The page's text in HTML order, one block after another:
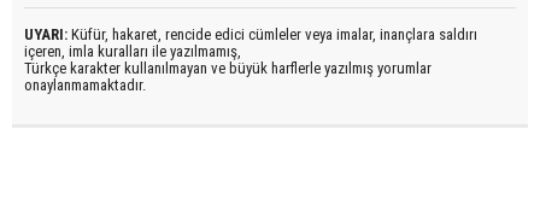
UYARI: Küfür, hakaret, rencide edici cümleler veya imalar, inançlara saldırı
içeren, imla kuralları ile yazılmamış,
Türkçe karakter kullanılmayan ve büyük harflerle yazılmış yorumlar
onaylanmamaktadır.